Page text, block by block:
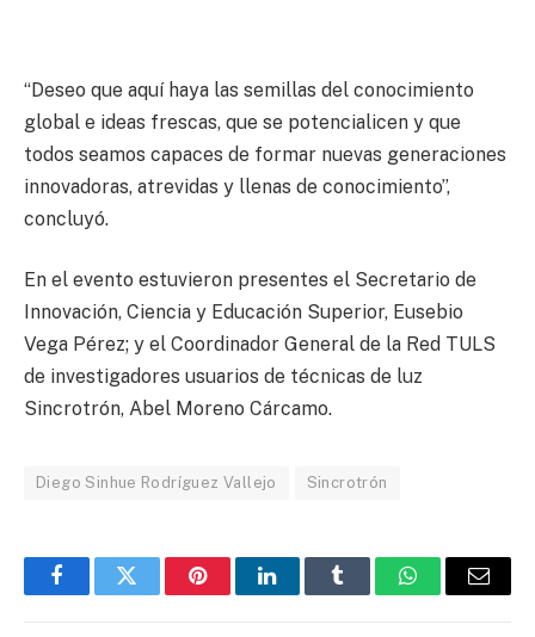
“Deseo que aquí haya las semillas del conocimiento
global e ideas frescas, que se potencialicen y que
todos seamos capaces de formar nuevas generaciones
innovadoras, atrevidas y llenas de conocimiento”,
concluyó.
En el evento estuvieron presentes el Secretario de
Innovación, Ciencia y Educación Superior, Eusebio
Vega Pérez; y el Coordinador General de la Red TULS
de investigadores usuarios de técnicas de luz
Sincrotrón, Abel Moreno Cárcamo.
Diego Sinhue Rodríguez Vallejo Sincrotrón
FacebookTwitter PinterestLinkedInTumblr WhatsAppEmail